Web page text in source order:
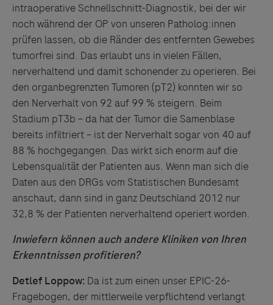
intraoperative Schnellschnitt-Diagnostik, bei der wir
noch während der OP von unseren Patholog:innen
prüfen lassen, ob die Ränder des entfernten Gewebes
tumorfrei sind. Das erlaubt uns in vielen Fällen,
nerverhaltend und damit schonender zu operieren. Bei
den organbegrenzten Tumoren (pT2) konnten wir so
den Nerverhalt von 92 auf 99 % steigern. Beim
Stadium pT3b – da hat der Tumor die Samenblase
bereits infiltriert – ist der Nerverhalt sogar von 40 auf
88 % hochgegangen. Das wirkt sich enorm auf die
Lebensqualität der Patienten aus. Wenn man sich die
Daten aus den DRGs vom Statistischen Bundesamt
anschaut, dann sind in ganz Deutschland 2012 nur
32,8 % der Patienten nerverhaltend operiert worden.
Inwiefern können auch andere Kliniken von Ihren
Erkenntnissen profitieren?
Detlef Loppow: Da ist zum einen unser EPIC-26-
Fragebogen, der mittlerweile verpflichtend verlangt